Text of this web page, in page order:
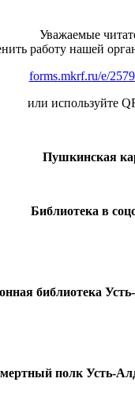
Уважаемые
работу нашей
forms.mkrf.ru/e/
или используйте
Пушкинская
Библиотека в
библиотека
полк Усть-